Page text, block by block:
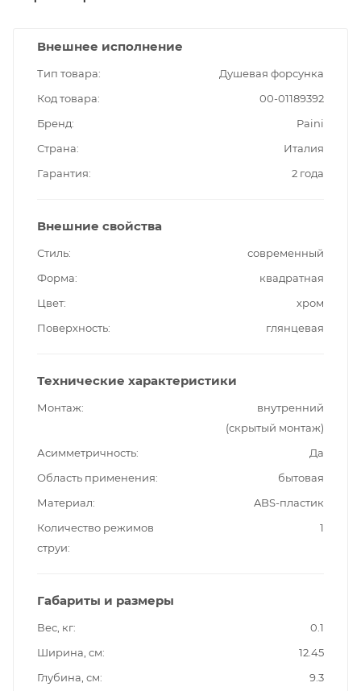
Внешнее исполнение
Тип товара
Душевая форсунка
Код товара
00-01189392
Бренд
Paini
Страна
Италия
Гарантия
2 года
Внешние свойства
Стиль
современный
Форма
квадратная
Цвет
хром
Поверхность
глянцевая
Технические характеристики
Монтаж
внутренний
(скрытый монтаж)
Асимметричность
Да
Область применения
бытовая
Материал
ABS-пластик
Количество режимов
струи
1
Габариты и размеры
Вес, кг
0.1
Ширина, см
12.45
Глубина, см
9.3